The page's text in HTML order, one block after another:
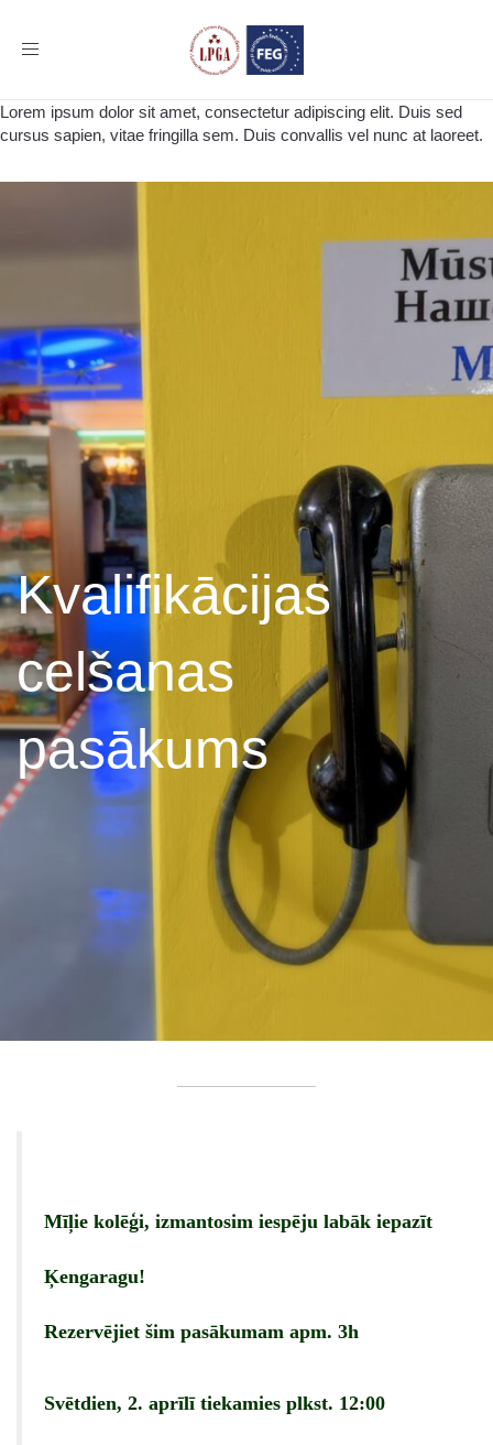
Toggle
Lorem ipsum dolor sit amet, consectetur adipiscing elit. Duis sed
cursus sapien, vitae fringilla sem. Duis convallis vel nunc at laoreet.
Kvalifikācijas
celšanas
pasākums
Mīļie kolēģi, izmantosim iespēju labāk iepazīt
Ķengaragu!
Rezervējiet šim pasākumam apm. 3h
Svētdien, 2. aprīlī tiekamies plkst. 12:00